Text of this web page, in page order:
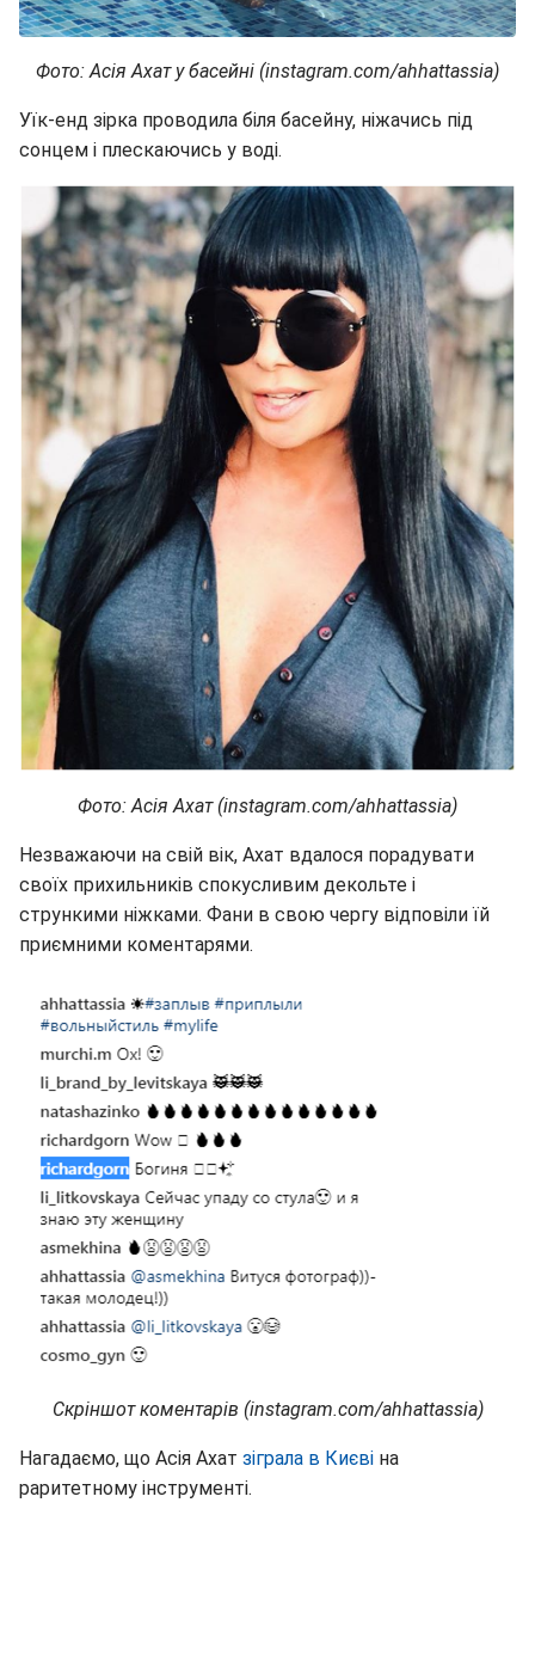
Фото: Асія Ахат у басейні (instagram.com/ahhattassia)
Уїк-енд зірка проводила біля басейну, ніжачись під
сонцем і плескаючись у воді.
Фото: Асія Ахат (instagram.com/ahhattassia)
Незважаючи на свій вік, Ахат вдалося порадувати
своїх прихильників спокусливим декольте і
стрункими ніжками. Фани в свою чергу відповіли їй
приємними коментарями.
Скріншот коментарів (instagram.com/ahhattassia)
Нагадаємо, що Асія Ахат зіграла в Києві на
раритетному інструменті.